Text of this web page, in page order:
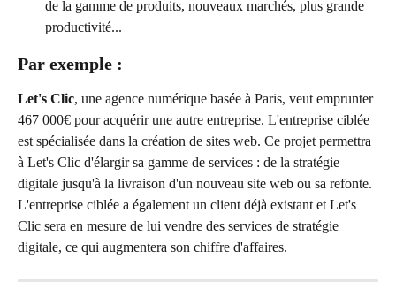
de la gamme de produits, nouveaux marchés, plus grande
productivité...
Par exemple :
Let's Clic, une agence numérique basée à Paris, veut emprunter
467 000€ pour acquérir une autre entreprise. L'entreprise ciblée
est spécialisée dans la création de sites web. Ce projet permettra
à Let's Clic d'élargir sa gamme de services : de la stratégie
digitale jusqu'à la livraison d'un nouveau site web ou sa refonte.
L'entreprise ciblée a également un client déjà existant et Let's
Clic sera en mesure de lui vendre des services de stratégie
digitale, ce qui augmentera son chiffre d'affaires.